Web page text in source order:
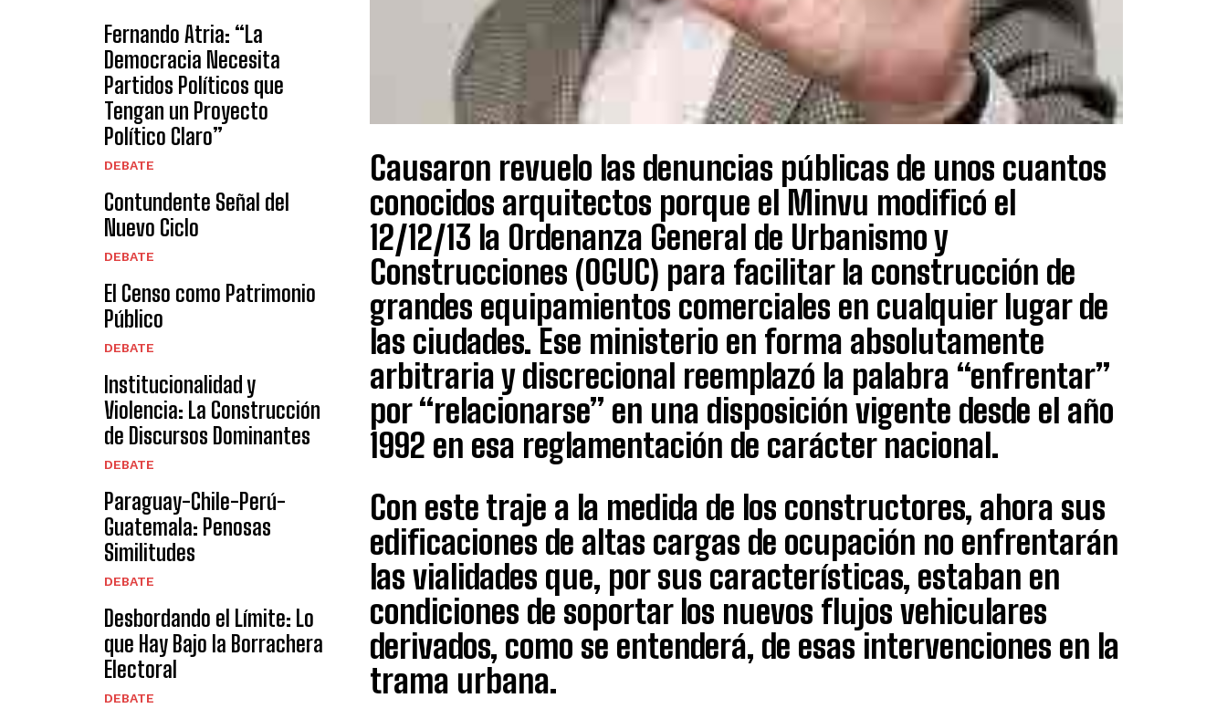
Fernando Atria: “La
Democracia Necesita
Partidos Políticos que
Tengan un Proyecto
Político Claro”
DEBATE
Contundente Señal del
Nuevo Ciclo
DEBATE
El Censo como Patrimonio
Público
DEBATE
Institucionalidad y
Violencia: La Construcción
de Discursos Dominantes
DEBATE
Paraguay-Chile-Perú-
Guatemala: Penosas
Similitudes
DEBATE
Desbordando el Límite: Lo
que Hay Bajo la Borrachera
Electoral
DEBATE
Causaron revuelo las denuncias públicas de unos cuantos
conocidos arquitectos porque el Minvu modificó el
12/12/13 la Ordenanza General de Urbanismo y
Construcciones (OGUC) para facilitar la construcción de
grandes equipamientos comerciales en cualquier lugar de
las ciudades. Ese ministerio en forma absolutamente
arbitraria y discrecional reemplazó la palabra “enfrentar”
por “relacionarse” en una disposición vigente desde el año
1992 en esa reglamentación de carácter nacional.
Con este traje a la medida de los constructores, ahora sus
edificaciones de altas cargas de ocupación no enfrentarán
las vialidades que, por sus características, estaban en
condiciones de soportar los nuevos flujos vehiculares
derivados, como se entenderá, de esas intervenciones en la
trama urbana.